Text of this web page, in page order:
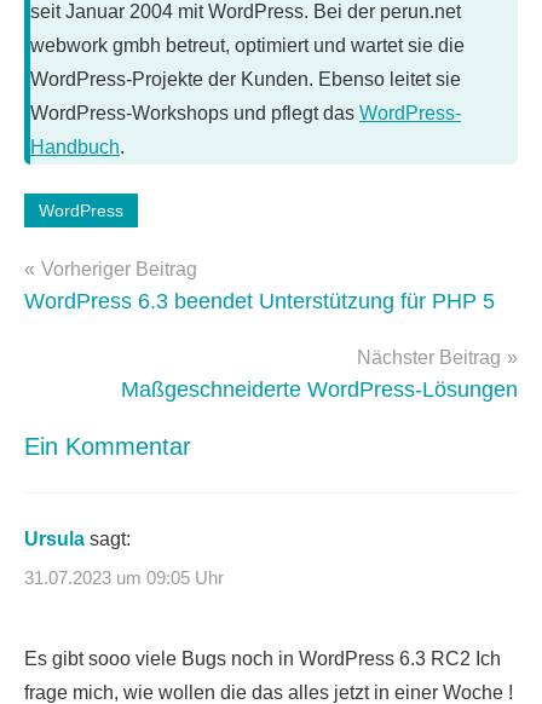
seit Januar 2004 mit WordPress. Bei der perun.net
webwork gmbh betreut, optimiert und wartet sie die
WordPress-Projekte der Kunden. Ebenso leitet sie
WordPress-Workshops und pflegt das WordPress-
Handbuch.
Schlagwörter:
API ,
bilder
WordPress
Beitragsnavigation
Vorheriger Beitrag
WordPress 6.3 beendet Unterstützung für PHP 5
Nächster Beitrag
Maßgeschneiderte WordPress-Lösungen
Ein Kommentar
Ursula sagt:
31.07.2023 um 09:05 Uhr
Es gibt sooo viele Bugs noch in WordPress 6.3 RC2 Ich
frage mich, wie wollen die das alles jetzt in einer Woche !